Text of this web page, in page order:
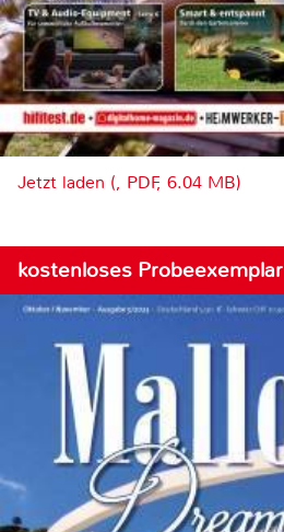
Jetzt laden (, PDF, 6.04 MB)
kostenloses Probeexemplar